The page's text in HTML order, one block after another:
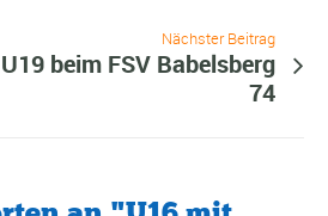
Nächster Beitrag
beim FSV Babelsberg
74